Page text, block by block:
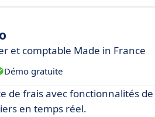
et comptable Made in France
Démo gratuite
de frais avec fonctionnalités de
en temps réel.